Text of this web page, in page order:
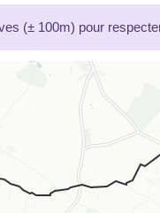
(± 100m) pour